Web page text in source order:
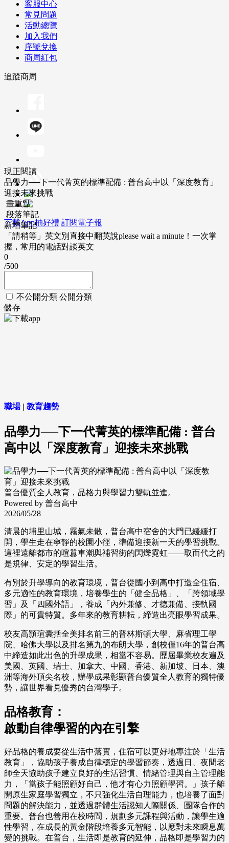
客服中心
常見問題
活動總覽
加入我們
序號兌換
商周紅包
追蹤商周
下載App抽好禮 訂閱電子報
現正閱讀
品學力──下一代菁英的標準配備 : 普台高中以「深度教育」
迎接未來挑戰
畫重點
段落筆記
新增筆記
「請稍等」英文別直接中翻英說please wait a minute！一次掌
握，常用的電話對談英文
0
/500
不公開分類 公開分類
儲存
職場| 教育趨勢
品學力──下一代菁英的標準配備 : 普台
高中以「深度教育」迎接未來挑戰
普台優質全人教育，品格力與學習力雙軌並進。
Powered by 普台高中
2026/05/28
清晨的埔里山城，霧氣未散，普台高中宿舍的大門已緩緩打
開，學生走在寧靜的校園小徑，準備迎接新一天的學習挑戰。
這裡遠離都市的喧囂車潮與補習街的閃爍霓虹——取而代之的
是規律、安定的學習生活。
有別於升學導向的教育環境，普台從國小到高中打造全住宿、
多元適性的教育環境，培養學生的「健全品格」、「跨領域學
習」及「四國外語」，養成「內外兼修、才德兼備、接軌國
際」的可貴特質。多年來的教育耕耘，締造出亮眼學習成果。
校友高顥瑄囊括全美排名前三的普林斯頓大學、麻省理工學
院、哈佛大學以及排名第九的布朗大學，創校僅16年的普台高
中締造如此出色的升學成果，相當不容易。歷屆畢業校友遍及
美國、英國、瑞士、加拿大、中國、香港、新加坡、日本、澳
洲等海外頂尖名校，辦學成果彰顯普台優質全人教育的獨特優
勢，讓世界看見優秀的台灣學子。
品格教育：
啟動自律學習的內在引擎
好品格的養成要從生活中落實，住宿可以更好地專注於「生活
教育」，協助孩子養成自律穩定的學習節奏，透過日、夜間老
師全天協助孩子建立良好的生活習慣、情緒管理與自主管理能
力，「當孩子能照顧好自己，他才有心力照顧學習。」孩子離
開原生家庭學習獨立，不只強化生活自理能力，也培養了面對
問題的解決能力，並透過群體生活認知人際關係、團隊合作的
重要。普台也善用在校時間，規劃多元課程與活動，讓學生適
性學習，在成長的黃金階段培養多元智能，以應對未來瞬息萬
變的挑戰。在普台，生活即是教育的延伸，品格即是學習力的